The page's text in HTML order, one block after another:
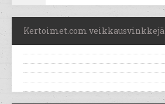
Kertoimet.com veikkausvinkkejä